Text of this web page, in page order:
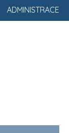
ADMINISTRACE